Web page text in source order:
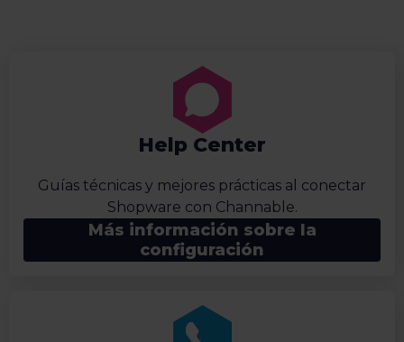
Help Center
Guías técnicas y mejores prácticas al conectar
Shopware con Channable.
Más información sobre la
configuración